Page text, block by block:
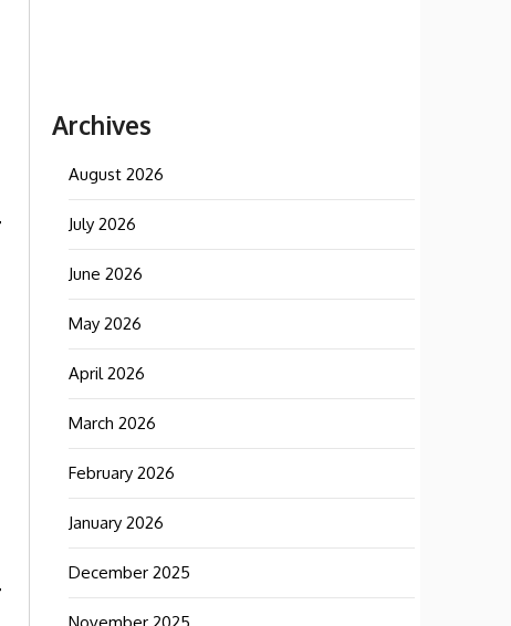
Archives
August 2026
July 2026
June 2026
May 2026
April 2026
March 2026
February 2026
January 2026
December 2025
November 2025